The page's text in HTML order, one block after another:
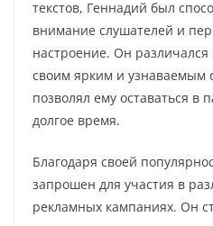
текстов, Геннадий был
внимание слушателей и
настроение. Он различался
своим ярким и узнаваемым
позволял ему оставаться в
долгое время.
Благодаря своей
запрошен для участия в
рекламных кампаниях. Он